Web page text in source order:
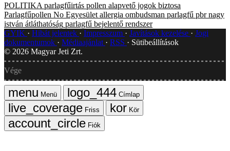
POLITIKA parlagfűirtás pollen alapvető jogok biztosa
Parlagfűpollen No Egyesület allergia ombudsman parlagfű pbr nagy
istván átláthatóság parlagfű bejelentő rendszer
GYIK
Hibát jelentek Impresszum Javítások kezelése
Jogi
dokumentumok
Médiaajánlat RSS
Sütibeállítások
© 2026 Magyar Jeti Zrt.
Vége
Menü
Címlap
Friss
Kör
Fiók